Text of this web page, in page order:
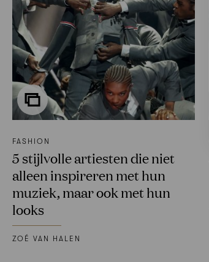
FASHION
5 stijlvolle artiesten die niet
alleen inspireren met hun
muziek, maar ook met hun
looks
ZOÉ VAN HALEN